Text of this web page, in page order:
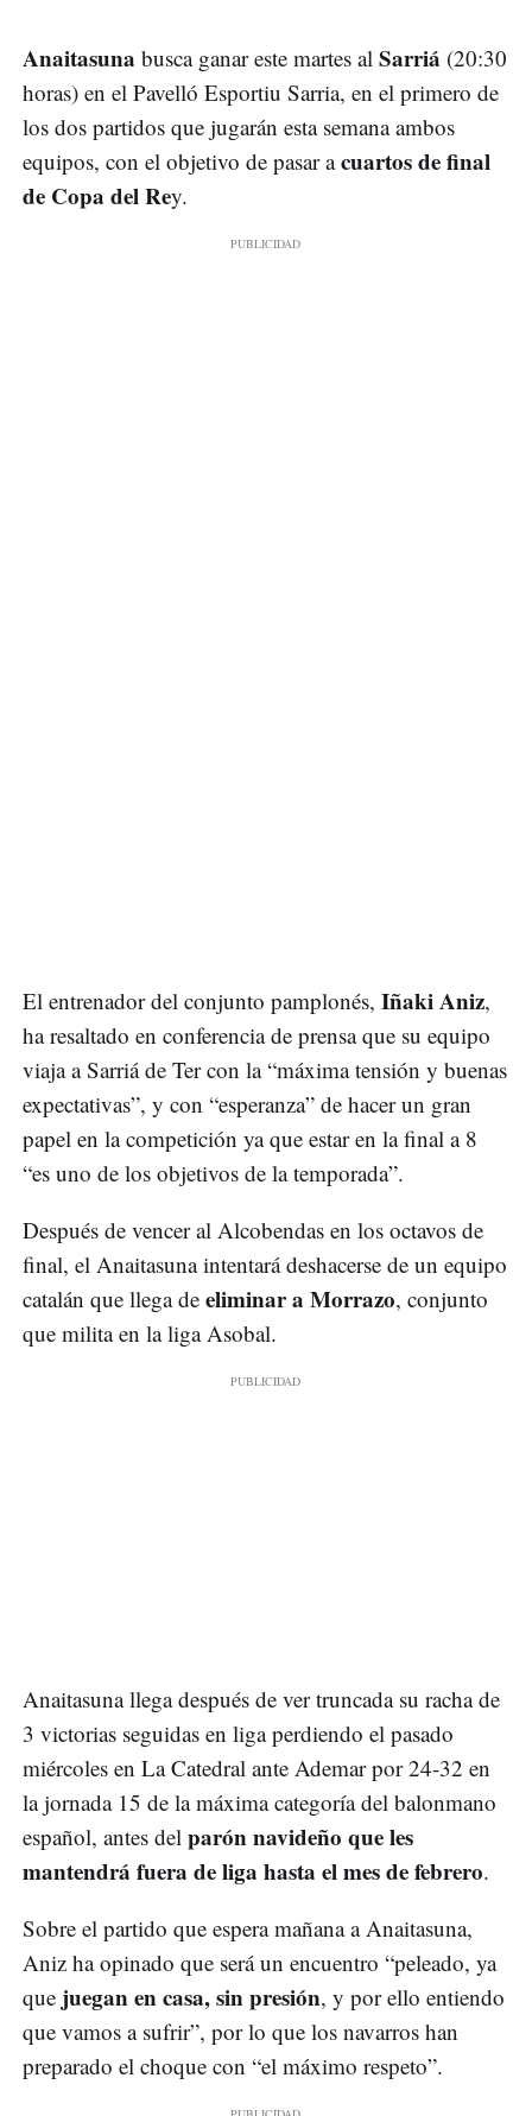
Anaitasuna busca ganar este martes al Sarriá (20:30
horas) en el Pavelló Esportiu Sarria, en el primero de
los dos partidos que jugarán esta semana ambos
equipos, con el objetivo de pasar acuartos de final
de Copa del Rey.
El entrenador del conjunto pamplonés, Iñaki Aniz,
ha resaltado en conferencia de prensa que su equipo
viaja a Sarriá de Ter con la “máxima tensión y buenas
expectativas”, y con “esperanza” de hacer un gran
papel en la competición ya que estar en la final a 8
“es uno de los objetivos de la temporada”.
Después de vencer al Alcobendas en los octavos de
final, el Anaitasuna intentará deshacerse de un equipo
catalán que llega de eliminar a Morrazo, conjunto
que milita en la liga Asobal.
Anaitasuna llega después de ver truncada su racha de
3 victorias seguidas en liga perdiendo el pasado
miércoles en La Catedral ante Ademar por 24-32 en
la jornada 15 de la máxima categoría del balonmano
español, antes del parón navideño que les
mantendrá fuera de liga hasta el mes de febrero.
Sobre el partido que espera mañana a Anaitasuna,
Aniz ha opinado que será un encuentro “peleado, ya
que juegan en casa, sin presión, y por ello entiendo
que vamos a sufrir”, por lo que los navarros han
preparado el choque con “el máximo respeto”.